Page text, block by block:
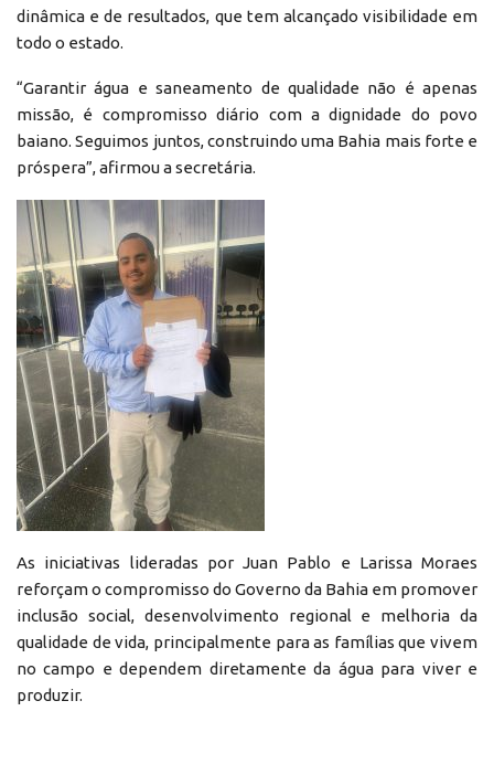
dinâmica e de resultados, que tem alcançado visibilidade em
todo o estado.
“Garantir água e saneamento de qualidade não é apenas
missão, é compromisso diário com a dignidade do povo
baiano. Seguimos juntos, construindo uma Bahia mais forte e
próspera”, afirmou a secretária.
As iniciativas lideradas por Juan Pablo e Larissa Moraes
reforçam o compromisso do Governo da Bahia em promover
inclusão social, desenvolvimento regional e melhoria da
qualidade de vida, principalmente para as famílias que vivem
no campo e dependem diretamente da água para viver e
produzir.